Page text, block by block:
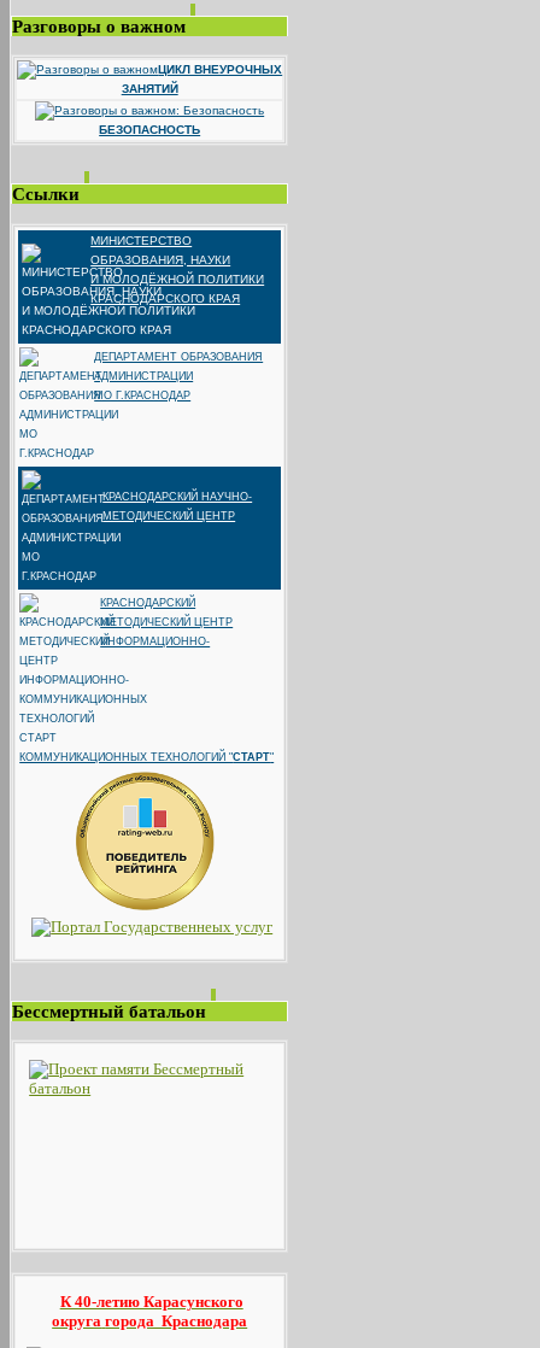
Разговоры о важном
ЦИКЛ ВНЕУРОЧНЫХ
ЗАНЯТИЙ
БЕЗОПАСНОСТЬ
Ссылки
МИНИСТЕРСТВО
ОБРАЗОВАНИЯ, НАУКИ
И МОЛОДЁЖНОЙ ПОЛИТИКИ
КРАСНОДАРСКОГО КРАЯ
ДЕПАРТАМЕНТ ОБРАЗОВАНИЯ
АДМИНИСТРАЦИИ
МО Г.КРАСНОДАР
КРАСНОДАРСКИЙ НАУЧНО-
МЕТОДИЧЕСКИЙ ЦЕНТР
КРАСНОДАРСКИЙ
МЕТОДИЧЕСКИЙ ЦЕНТР
ИНФОРМАЦИОННО-
КОММУНИКАЦИОННЫХ ТЕХНОЛОГИЙ "СТАРТ"
Бессмертный батальон
К 40-летию Карасунского
округа города Краснодара